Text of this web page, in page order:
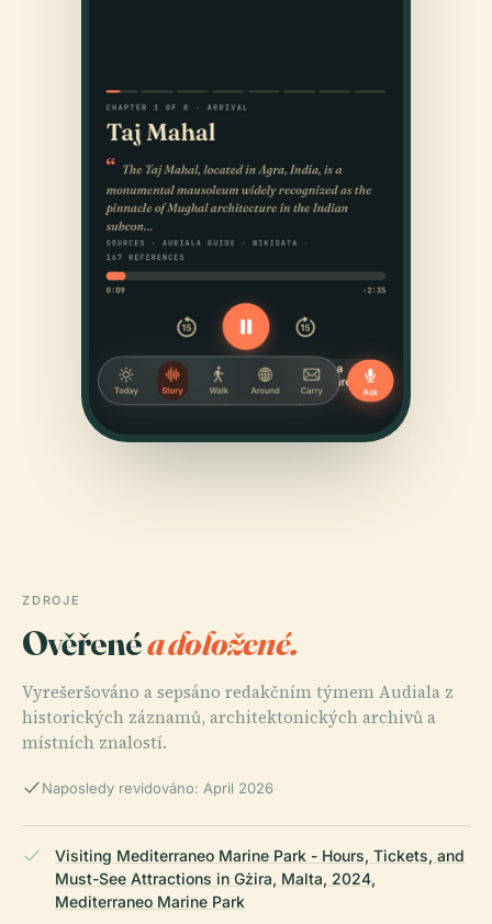
ZDROJE
Ověřenéa doložené.
Vyrešeršováno a sepsáno redakčním týmem Audiala z
historických záznamů, architektonických archivů a
místních znalostí.
Naposledy revidováno: April 2026
Visiting Mediterraneo Marine Park - Hours, Tickets, and
Must-See Attractions in Gżira, Malta, 2024,
Mediterraneo Marine Park